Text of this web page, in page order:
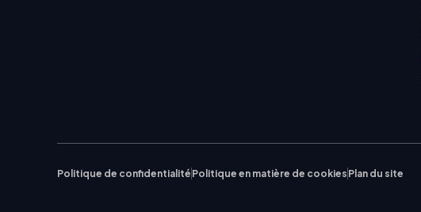
Politique de confidentialité Politique en matière de cookies Plan du site